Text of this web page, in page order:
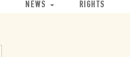
NEWS RIGHTS